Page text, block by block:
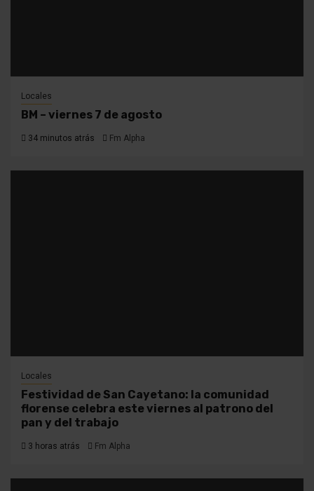
Locales
BM – viernes 7 de agosto
34 minutos atrás Fm Alpha
Locales
Festividad de San Cayetano: la comunidad
florense celebra este viernes al patrono del
pan y del trabajo
3 horas atrás Fm Alpha